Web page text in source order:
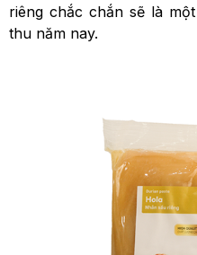
riêng chắc chắn sẽ là
thu năm nay.